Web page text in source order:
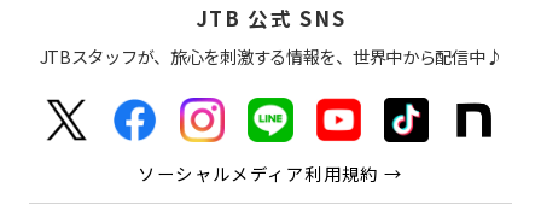
JTB 公式 SNS
JTBスタッフが、旅心を刺激する情報を、世界中から配信中♪
ソーシャルメディア利用規約 →